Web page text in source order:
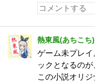
熱東風(あちこち)
ゲーム未プレ
ックとなるの
この小説オリ